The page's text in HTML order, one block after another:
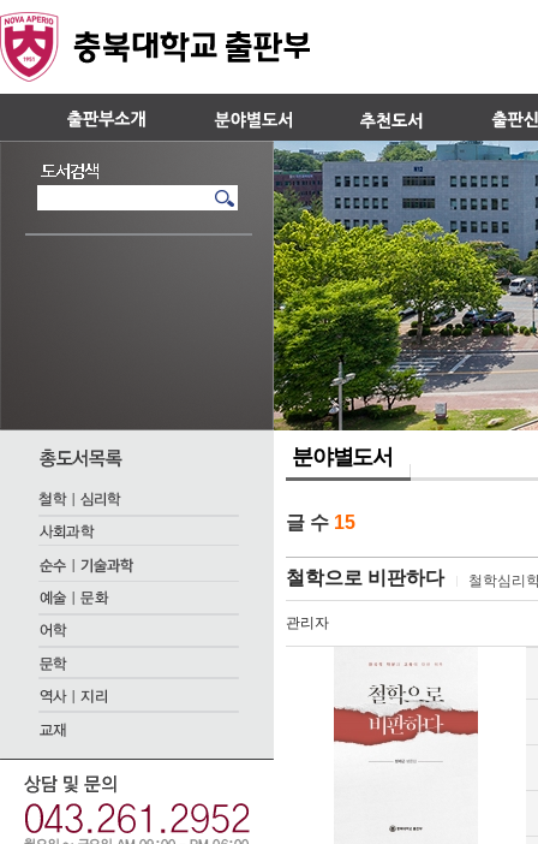
분야별도서
글 수 15
철학으로 비판하다 철학심리
관리자